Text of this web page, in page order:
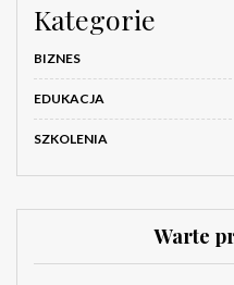
Kategorie
BIZNES
EDUKACJA
SZKOLENIA
Warte